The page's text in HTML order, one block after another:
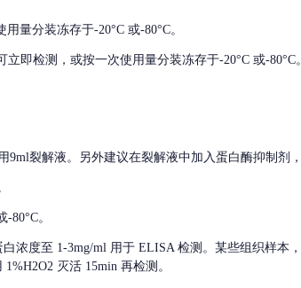
量分装冻存于-20°C 或-80°C。
即检测，或按一次使用量分装冻存于-20°C 或-
9ml裂解液。另外建议在裂解液中加入蛋白酶抑制剂，
80°C。
浓度至 1-3mg/ml 用于 ELISA 检测。某些组织样本
灭活 15min 再检测。